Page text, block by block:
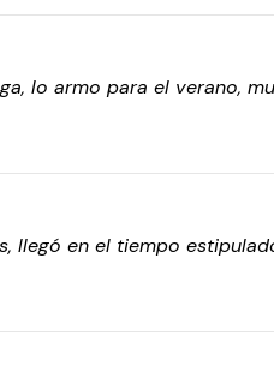
lo armo para el verano,
llegó en el tiempo